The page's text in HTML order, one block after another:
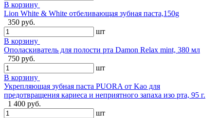
В корзину
Lion White & White отбеливающая зубная паста,150g
350 руб.
шт
В корзину
Ополаскиватель для полости рта Damon Relax mint, 380 мл
750 руб.
шт
В корзину
Укрепляющая зубная паста PUORA от Kao для
предотвращения кариеса и неприятного запаха изо рта, 95 г.
1 400 руб.
шт